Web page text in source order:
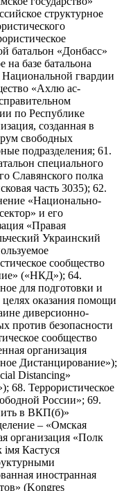
структурное
батальон «Донбасс»
базе батальона
гвардии
«Ахлю ас-
по Республике
созданная в
свободных
подразделения; 61.
специального
Славянского полка
часть 3035); 62.
«Национально-
и его
«Правая
Украинский
сообщество
(«НКД»); 64.
для подготовки и
оказания помощи
диверсионно-
против безопасности
сообщество
организация
Дистанцирование»);
Distancing»
68. Террористическое
России»; 69.
в ВКП(б)»
– «Омская
организация «Полк
iмя Кастуся
иностранная
(Kongres